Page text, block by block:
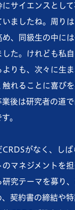
にサイエンスとし
ましたね。周り
、同級生の中に
した。けれども私
りも、次々に生
れることに喜び
後は研究者の道
。
CRDSがなく、し
マネジメントを
究テーマを募り、
契約書の締結や